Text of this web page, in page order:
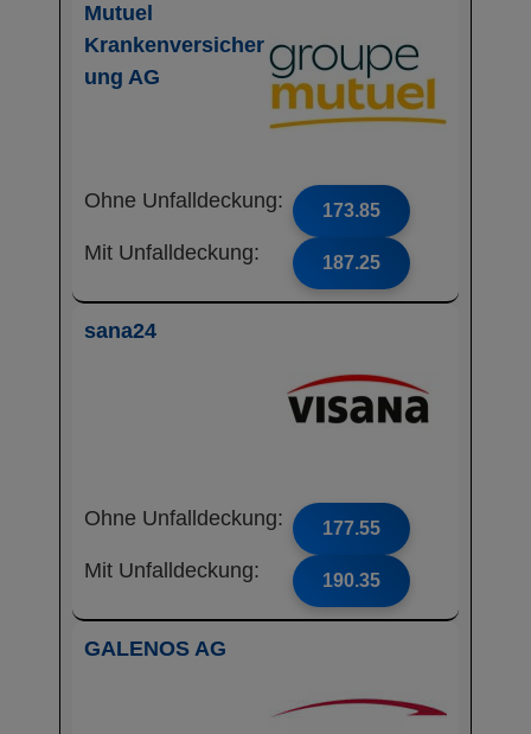
Mutuel
Krankenversicher
ung AG
Ohne Unfalldeckung: 173.85
Mit Unfalldeckung: 187.25
sana24
Ohne Unfalldeckung: 177.55
Mit Unfalldeckung: 190.35
GALENOS AG